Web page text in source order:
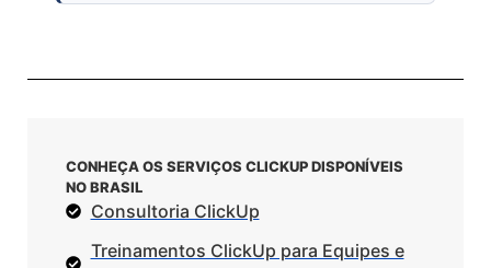
CONHEÇA OS SERVIÇOS CLICKUP DISPONÍVEIS
NO BRASIL
Consultoria ClickUp
Treinamentos ClickUp para Equipes e